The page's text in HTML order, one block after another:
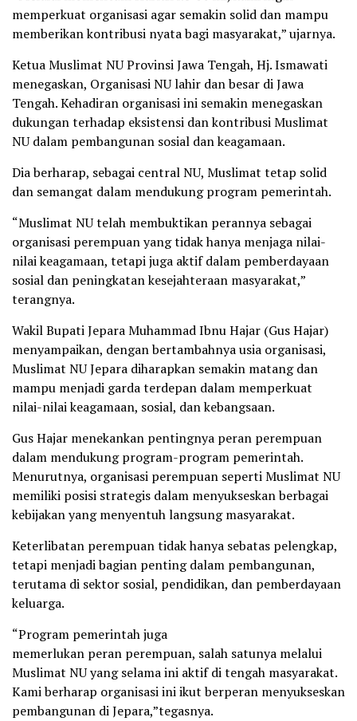
memperkuat organisasi agar semakin solid dan mampu
memberikan kontribusi nyata bagi masyarakat,” ujarnya.
Ketua Muslimat NU Provinsi Jawa Tengah, Hj. Ismawati
menegaskan, Organisasi NU lahir dan besar di Jawa
Tengah. Kehadiran organisasi ini semakin menegaskan
dukungan terhadap eksistensi dan kontribusi Muslimat
NU dalam pembangunan sosial dan keagamaan.
Dia berharap, sebagai central NU, Muslimat tetap solid
dan semangat dalam mendukung program pemerintah.
“Muslimat NU telah membuktikan perannya sebagai
organisasi perempuan yang tidak hanya menjaga nilai-
nilai keagamaan, tetapi juga aktif dalam pemberdayaan
sosial dan peningkatan kesejahteraan masyarakat,”
terangnya.
Wakil Bupati Jepara Muhammad Ibnu Hajar (Gus Hajar)
menyampaikan, dengan bertambahnya usia organisasi,
Muslimat NU Jepara diharapkan semakin matang dan
mampu menjadi garda terdepan dalam memperkuat
nilai-nilai keagamaan, sosial, dan kebangsaan.
Gus Hajar menekankan pentingnya peran perempuan
dalam mendukung program-program pemerintah.
Menurutnya, organisasi perempuan seperti Muslimat NU
memiliki posisi strategis dalam menyukseskan berbagai
kebijakan yang menyentuh langsung masyarakat.
Keterlibatan perempuan tidak hanya sebatas pelengkap,
tetapi menjadi bagian penting dalam pembangunan,
terutama di sektor sosial, pendidikan, dan pemberdayaan
keluarga.
“Program pemerintah juga
memerlukan peran perempuan, salah satunya melalui
Muslimat NU yang selama ini aktif di tengah masyarakat.
Kami berharap organisasi ini ikut berperan menyukseskan
pembangunan di Jepara,”tegasnya.